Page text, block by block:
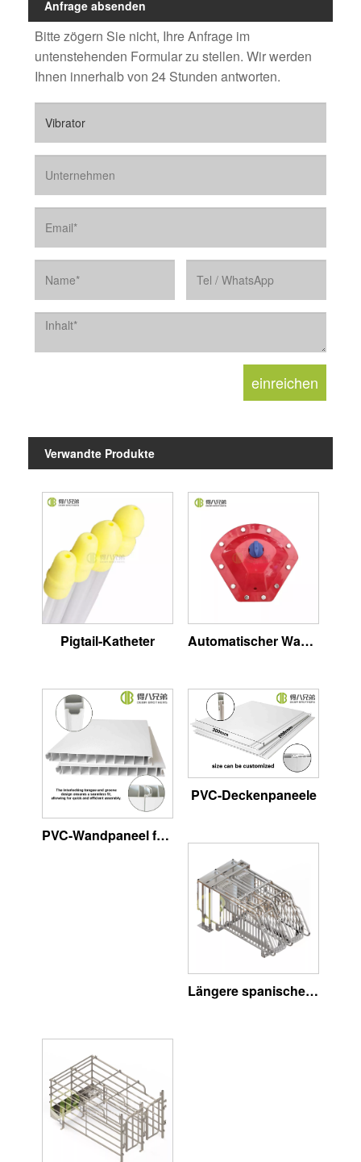
Anfrage absenden
Bitte zögern Sie nicht, Ihre Anfrage im
untenstehenden Formular zu stellen. Wir werden
Ihnen innerhalb von 24 Stunden antworten.
Verwandte Produkte
Pigtail-Katheter Automatischer Wasserstandsregler für Schweine
PVC-Wandpaneel für Schweinezaun-Schweinefarm
PVC-Deckenpaneele
Längere spanische frei zugängliche Schweineställe